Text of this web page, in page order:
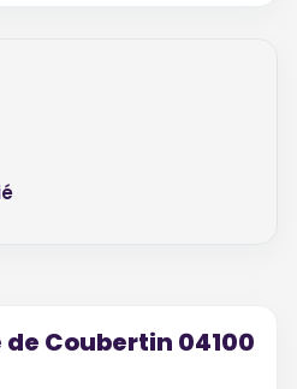
de Coubertin 04100